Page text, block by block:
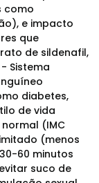
como
e impacto
que
de sildenafil,
Sistema
diabetes,
de vida
(IMC
(menos
60 minutos
suco de